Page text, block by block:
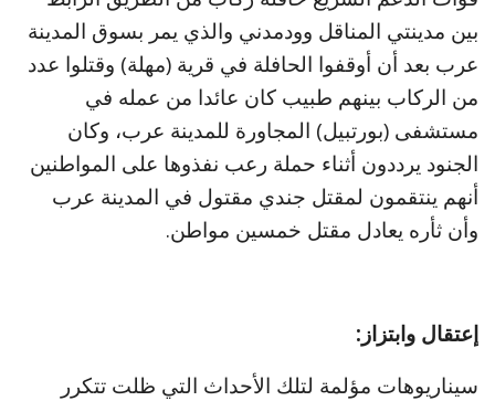
بين مدينتي المناقل وودمدني والذي يمر بسوق المدينة
عرب بعد أن أوقفوا الحافلة في قرية (مهلة) وقتلوا عدد
من الركاب بينهم طبيب كان عائدا من عمله في
مستشفى (بورتبيل) المجاورة للمدينة عرب، وكان
الجنود يرددون أثناء حملة رعب نفذوها على المواطنين
أنهم ينتقمون لمقتل جندي مقتول في المدينة عرب
وأن ثأره يعادل مقتل خمسين مواطن.
إعتقال وابتزاز:
سيناريوهات مؤلمة لتلك الأحداث التي ظلت تتكرر